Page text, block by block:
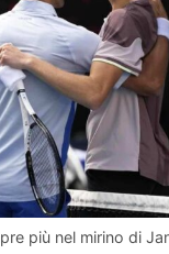
più nel mirino di